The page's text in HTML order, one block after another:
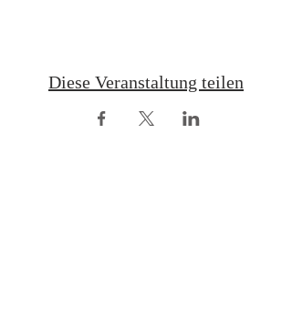
Diese Veranstaltung teilen